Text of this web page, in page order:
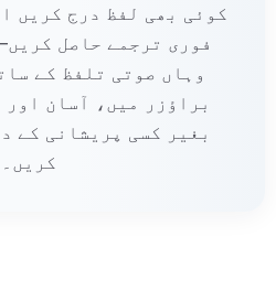
فوری ترجمے حاصل
وہاں صوتی تلفظ کے
براؤزر میں، آسان
بغیر کسی پریشانی کے
کریں۔